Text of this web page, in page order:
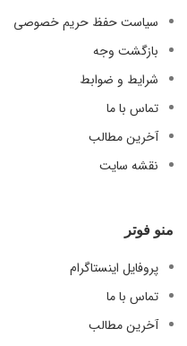
سیاست حفظ حریم خصوصی
بازگشت وجه
شرایط و ضوابط
تماس با ما
آخرین مطالب
نقشه سایت
منو فوتر
پروفایل اینستاگرام
تماس با ما
آخرین مطالب